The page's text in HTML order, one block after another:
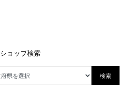
ショップ検索
検索